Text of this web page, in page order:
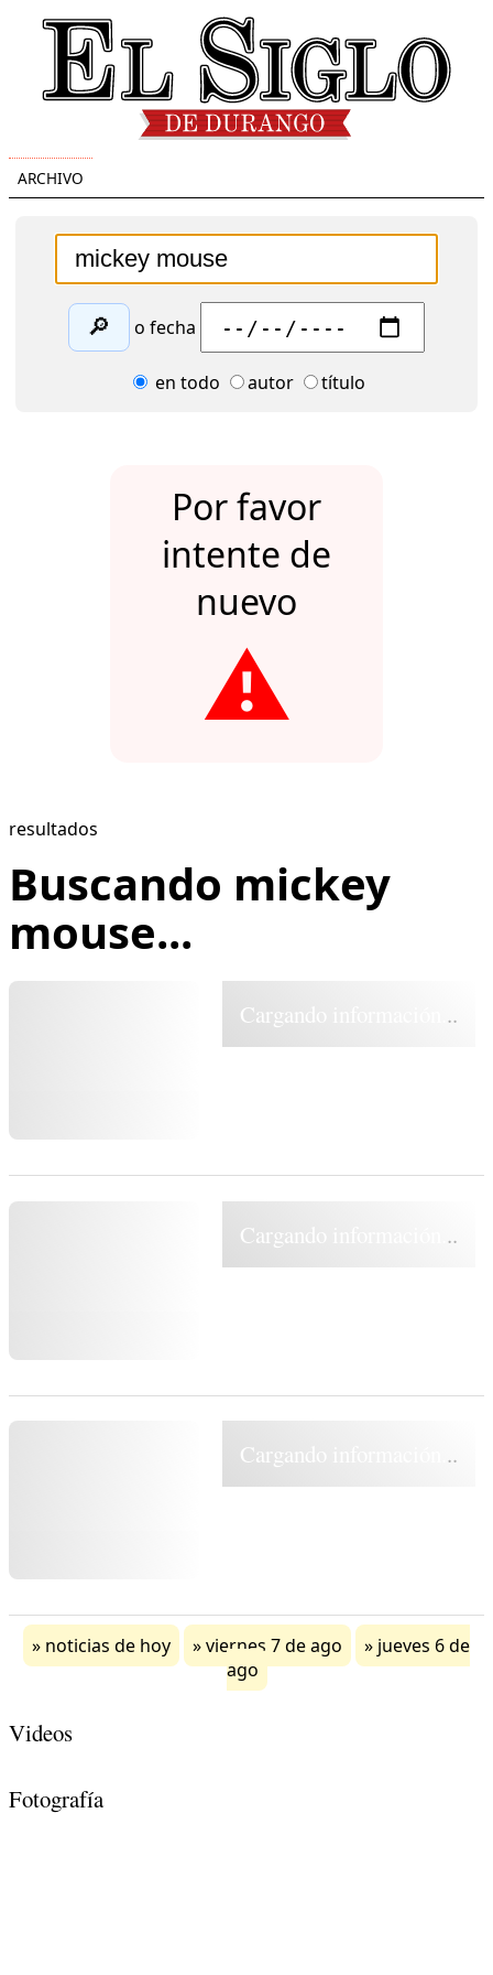
ARCHIVO
🔎 o fecha
en todo autor título
Por favor
intente de
nuevo
⚠️
resultados
Buscando mickey
mouse...
Cargando información...
Cargando información...
Cargando información...
noticias de hoy viernes 7 de ago
jueves 6 de
ago
Videos
Fotografía